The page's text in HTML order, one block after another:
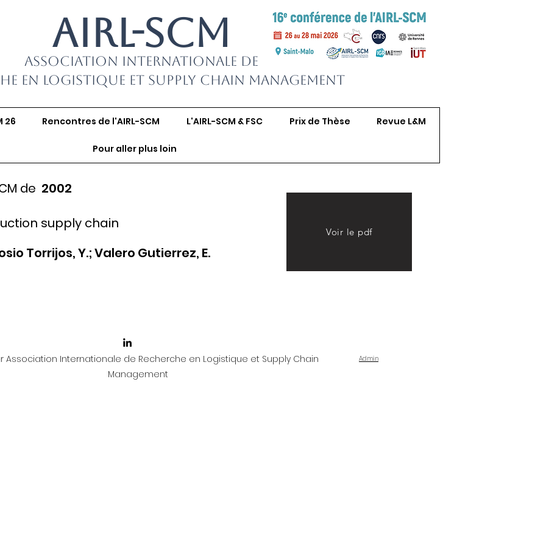
AIRL-SCM
Association Internationale de
en Logistique et Supply Chain Management
26 Rencontres de l'AIRL-SCM L'AIRL-SCM & FSC Prix de Thèse Revue L&M
Pour aller plus loin
de 2002
supply chain
Torrijos, Y.; Valero Gutierrez, E.
Voir le pdf
Association Internationale de Recherche en Logistique et Supply Chain
Management
Admin